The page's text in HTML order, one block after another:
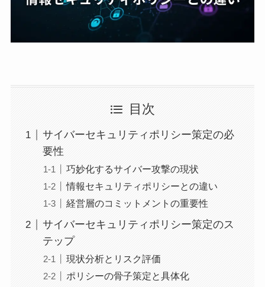
目次
サイバーセキュリティポリシー策定の必
要性
巧妙化するサイバー攻撃の現状
情報セキュリティポリシーとの違い
経営層のコミットメントの重要性
サイバーセキュリティポリシー策定のス
テップ
現状分析とリスク評価
ポリシーの骨子策定と具体化